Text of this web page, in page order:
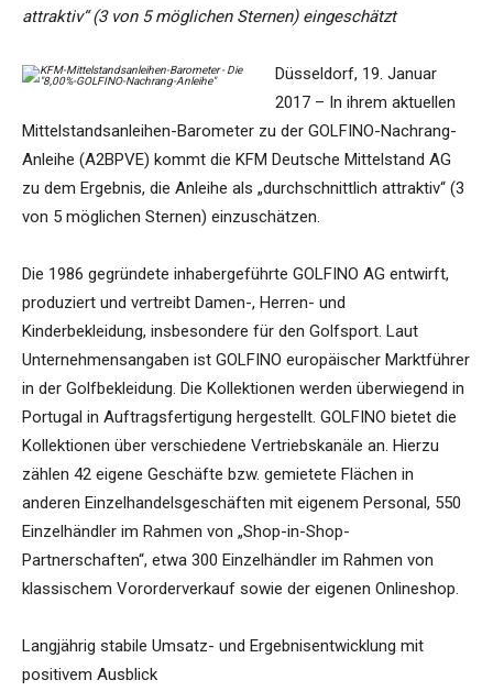
attraktiv“ (3 von 5 möglichen Sternen) eingeschätzt
Düsseldorf, 19. Januar
2017 – In ihrem aktuellen
Mittelstandsanleihen-Barometer zu der GOLFINO-Nachrang-
Anleihe (A2BPVE) kommt die KFM Deutsche Mittelstand AG
zu dem Ergebnis, die Anleihe als „durchschnittlich attraktiv“ (3
von 5 möglichen Sternen) einzuschätzen.
Die 1986 gegründete inhabergeführte GOLFINO AG entwirft,
produziert und vertreibt Damen-, Herren- und
Kinderbekleidung, insbesondere für den Golfsport. Laut
Unternehmensangaben ist GOLFINO europäischer Marktführer
in der Golfbekleidung. Die Kollektionen werden überwiegend in
Portugal in Auftragsfertigung hergestellt. GOLFINO bietet die
Kollektionen über verschiedene Vertriebskanäle an. Hierzu
zählen 42 eigene Geschäfte bzw. gemietete Flächen in
anderen Einzelhandelsgeschäften mit eigenem Personal, 550
Einzelhändler im Rahmen von „Shop-in-Shop-
Partnerschaften“, etwa 300 Einzelhändler im Rahmen von
klassischem Vororderverkauf sowie der eigenen Onlineshop.
Langjährig stabile Umsatz- und Ergebnisentwicklung mit
positivem Ausblick